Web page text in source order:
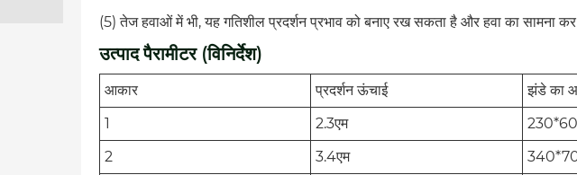
(5) तेज हवाओं में भी, यह गतिशील प्रदर्शन प्रभाव को बनाए रख सकता है और हवा का सामना
उत्पाद पैरामीटर (विनिर्देश)
आकार प्रदर्शन ऊंचाई झंडे का
1
2.3एम
2
3.4एम